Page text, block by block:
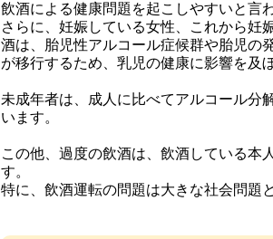
飲酒による健康問題を起こしやすいと言
さらに、妊娠している女性、これから妊
酒は、胎児性アルコール症候群や胎児の
が移行するため、乳児の健康に影響を及
未成年者は、成人に比べてアルコール分
います。
この他、過度の飲酒は、飲酒している本
す。
特に、飲酒運転の問題は大きな社会問題